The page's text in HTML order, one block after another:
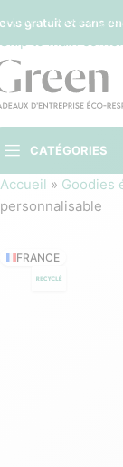
Sauter à la
Skip to main
gratuit et sans
CATÉGORIES
Accueil » Goodies
personnalisable
FRANCE